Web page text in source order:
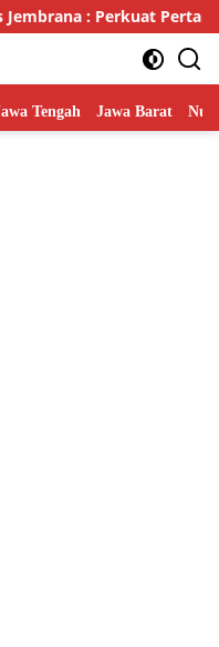
: Perkuat Pertanian
Tengah Jawa Barat